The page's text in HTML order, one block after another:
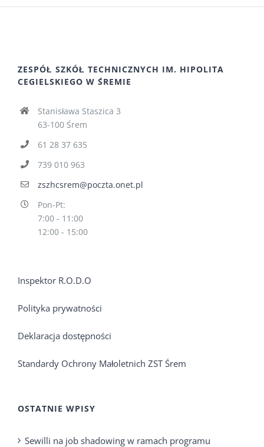
ZESPÓŁ SZKÓŁ TECHNICZNYCH IM. HIPOLITA
CEGIELSKIEGO W ŚREMIE
Stanisława Staszica 3
63-100 Śrem
61 28 37 635
739 010 963
zszhcsrem@poczta.onet.pl
Pon-Pt:
7:00 - 11:00
12:00 - 15:00
Inspektor R.O.D.O
Polityka prywatności
Deklaracja dostępności
Standardy Ochrony Małoletnich ZST Śrem
OSTATNIE WPISY
Sewilli na job shadowing w ramach programu